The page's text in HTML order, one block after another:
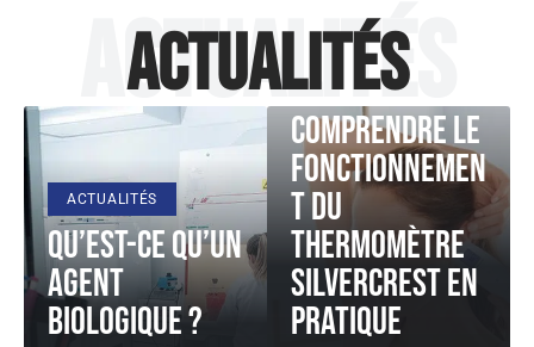
Actualités
Actualités
ACTUALITÉS
Qu’est-ce qu’un
agent
biologique ?
ACTUALITÉS
Comprendre le
fonctionnemen
t du
thermomètre
Silvercrest en
pratique